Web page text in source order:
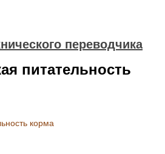
переводчика
питательность
корма